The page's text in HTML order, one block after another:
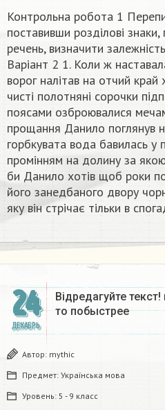
Контрольна робота 1
поставивши розділові
речень, визначити
Варіант 2 1. Коли ж
ворог налітав на отчий край
чисті полотняні сорочки
поясами озброювалися
прощання Данило поглянув
горбкувата вода бавилась у
промінням на долину за
би Данило хотів щоб роки
його занедбаного двору
яку він стрічає тільки в
24
ДЕКАБРЬ
Відредагуйте
то побыстрее
Автор: mythic
Предмет: Українська мова
Уровень: 5 - 9 класс